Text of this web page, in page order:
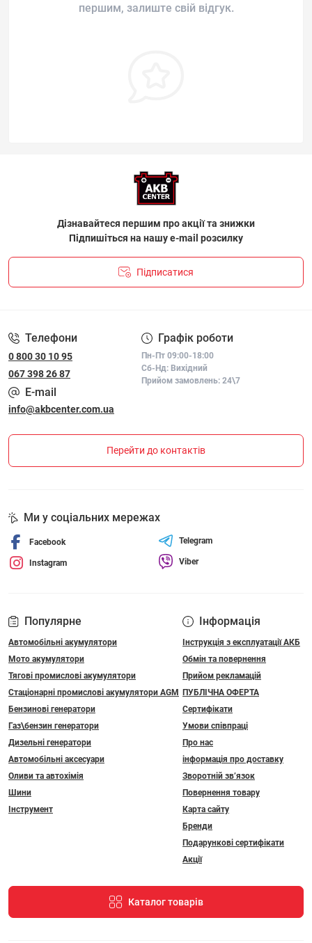
першим, залиште свій відгук.
Дізнавайтеся першим про акції та знижки
Підпишіться на нашу e-mail розсилку
Підписатися
Телефони
0 800 30 10 95
067 398 26 87
Графік роботи
Пн-Пт 09:00-18:00
Сб-Нд: Вихідний
Прийом замовлень: 24\7
E-mail
info@akbcenter.com.ua
Перейти до контактів
Популярне
Автомобільні акумулятори
Мото акумулятори
Тягові промислові акумулятори
Стаціонарні промислові акумулятори АGM
Бензинові генератори
Газ\бензин генератори
Дизельні генератори
Автомобільні аксесуари
Оливи та автохімія
Шини
Інструмент
Інформація
Інструкція з експлуатації АКБ
Обмін та повернення
Прийом рекламацій
ПУБЛІЧНА ОФЕРТА
Сертифікати
Умови співпраці
Про нас
інформація про доставку
Зворотній зв’язок
Повернення товару
Карта сайту
Бренди
Подарункові сертифікати
Акції
Каталог товарів
Ми у соціальних мережах
Facebook
Instagram
Telegram
Viber